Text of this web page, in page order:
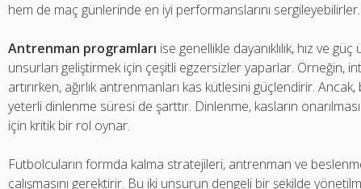
hem de maç günlerinde en iyi performanslarını sergileyebilirler.
Antrenman programları ise genellikle dayanıklılık, hız ve
unsurları geliştirmek için çeşitli egzersizler yaparlar. Örneğin,
artırırken, ağırlık antrenmanları kas kütlesini güçlendirir.
yeterli dinlenme süresi de şarttır. Dinlenme, kasların
için kritik bir rol oynar.
Futbolcuların formda kalma stratejileri, antrenman ve
çalışmasını gerektirir. Bu iki unsurun dengeli bir şekilde